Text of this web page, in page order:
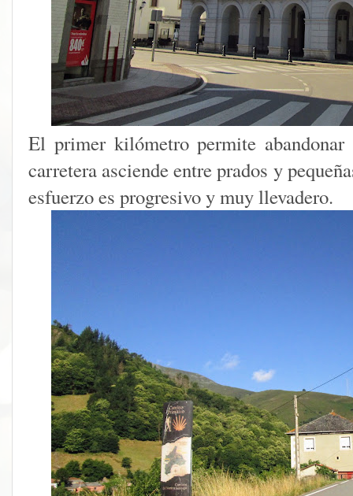
El primer kilómetro permite
carretera asciende entre prados y
esfuerzo es progresivo y muy llevadero.